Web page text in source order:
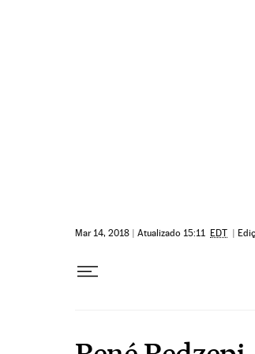
Mar 14, 2018 | Atualizado 15:11 EDT |